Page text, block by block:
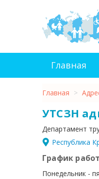
Главная
Главная >
УТСЗН
Департамент
Республика
График
Понедельник -